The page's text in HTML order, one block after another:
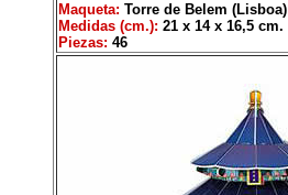
Maqueta: Torre de Belem (Lisboa)
Medidas (cm.): 21 x 14 x 16,5 cm.
Piezas: 46